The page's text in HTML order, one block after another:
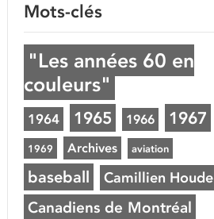
Mots-clés
"Les années 60 en
couleurs"
1964 1965 1966 1967
1969 Archives aviation
baseball Camillien Houde
Canadiens de Montréal